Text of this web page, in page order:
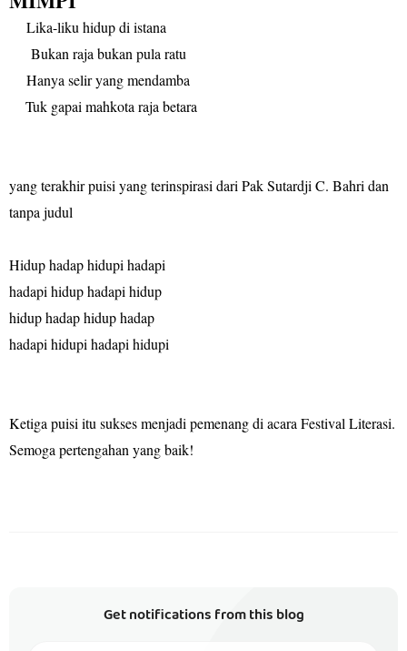
Lika-liku hidup di istana
Bukan raja bukan pula ratu
Hanya selir yang mendamba
Tuk gapai mahkota raja betara
yang terakhir puisi yang terinspirasi dari Pak Sutardji C. Bahri dan
tanpa judul
Hidup hadap hidupi hadapi
hadapi hidup hadapi hidup
hidup hadap hidup hadap
hadapi hidupi hadapi hidupi
Ketiga puisi itu sukses menjadi pemenang di acara Festival Literasi.
Semoga pertengahan yang baik!
Get notifications from this blog